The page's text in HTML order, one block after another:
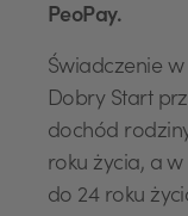
PeoPay.
Świadczenie
Dobry Start
dochód
roku życia, a
do 24 roku